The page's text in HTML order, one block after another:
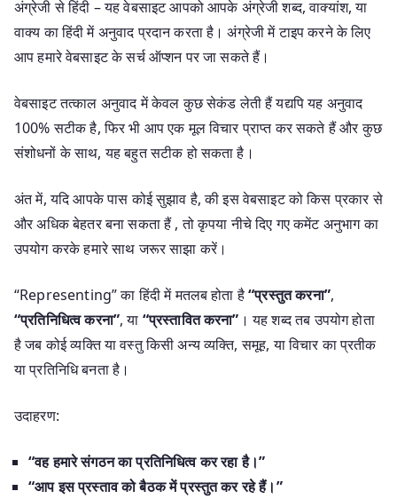
अंग्रेजी से हिंदी – यह वेबसाइट आपको आपके अंग्रेजी शब्द, वाक्यांश, या
वाक्य का हिंदी में अनुवाद प्रदान करता है। अंग्रेजी में टाइप करने के लिए
आप हमारे वेबसाइट के सर्च ऑप्शन पर जा सकते हैं।
वेबसाइट तत्काल अनुवाद में केवल कुछ सेकंड लेती हैं यद्यपि यह अनुवाद
100% सटीक है, फिर भी आप एक मूल विचार प्राप्त कर सकते हैं और कुछ
संशोधनों के साथ, यह बहुत सटीक हो सकता है।
अंत में, यदि आपके पास कोई सुझाव है, की इस वेबसाइट को किस प्रकार से
और अधिक बेहतर बना सकता हैं , तो कृपया नीचे दिए गए कमेंट अनुभाग का
उपयोग करके हमारे साथ जरूर साझा करें।
“Representing” का हिंदी में मतलब होता है“प्रस्तुत करना”,
“प्रतिनिधित्व करना”, या “प्रस्तावित करना” । यह शब्द तब उपयोग होता
है जब कोई व्यक्ति या वस्तु किसी अन्य व्यक्ति, समूह, या विचार का प्रतीक
या प्रतिनिधि बनता है।
उदाहरण:
“वह हमारे संगठन का प्रतिनिधित्व कर रहा है।”
“आप इस प्रस्ताव को बैठक में प्रस्तुत कर रहे हैं।”